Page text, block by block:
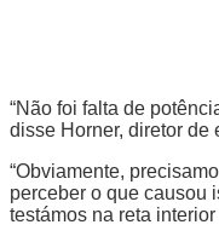
“Não foi falta de
disse Horner, diretor de
“Obviamente,
perceber o que causou
testámos na reta